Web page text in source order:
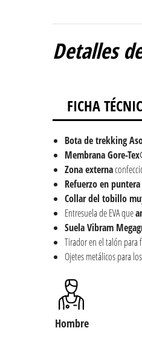
Detalles
FICHA
Bota de trekking
Membrana Gore-
Zona externa
Refuerzo en puntera
Collar del tobillo
Entresuela de EVA que
Suela Vibram
Tirador en el talón para
Ojetes metálicos para
Hombre